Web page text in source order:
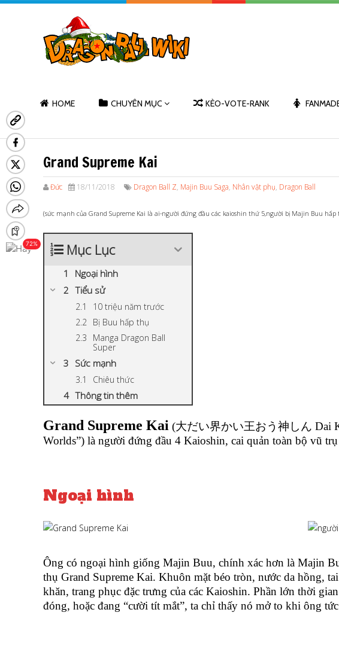
HOME CHUYÊN MỤC KÈO-VOTE-RANK
Grand Supreme Kai
Đức 18/11/2018 Dragon Ball Z, Majin Buu Saga, Nhân vật phụ, Dragon Ball
(sức mạnh của Grand Supreme Kai là ai-người đứng đầu các kaioshin thứ 5,người bị Majin Buu hấp
Mục Lục
Ngoại hình
Tiểu sử
10 triệu năm trước
Bị Buu hấp thụ
Manga Dragon Ball
Super
Sức mạnh
Chiêu thức
Thông tin thêm
Grand Supreme Kai (大だい界かい王おう神しん Dai
Worlds”) là người đứng đầu 4 Kaioshin, cai quản toàn bộ vũ
Ngoại hình
Ông có ngoại hình giống Majin Buu, chính xác hơn là Majin
thụ Grand Supreme Kai. Khuôn mặt béo tròn, nước da hồng,
khăn, trang phục đặc trưng của các Kaioshin. Phần lớn thời
đóng, hoặc đang “cười tít mắt”, ta chỉ thấy nó mở to khi ông